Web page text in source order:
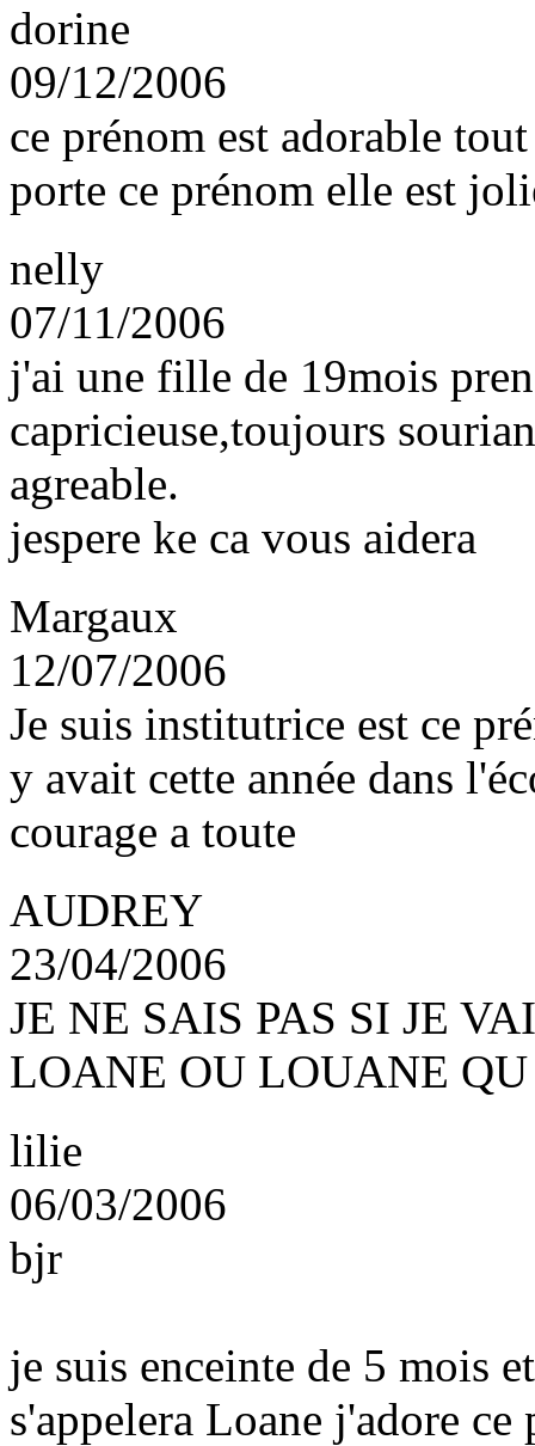
dorine
09/12/2006
ce prénom est adorable
porte ce prénom elle est
nelly
07/11/2006
j'ai une fille de 19mois
capricieuse,toujours
agreable.
jespere ke ca vous aidera
Margaux
12/07/2006
Je suis institutrice est ce
y avait cette année dans
courage a toute
AUDREY
23/04/2006
JE NE SAIS PAS SI JE
LOANE OU LOUANE
lilie
06/03/2006
bjr
je suis enceinte de 5 mois
s'appelera Loane j'adore ce